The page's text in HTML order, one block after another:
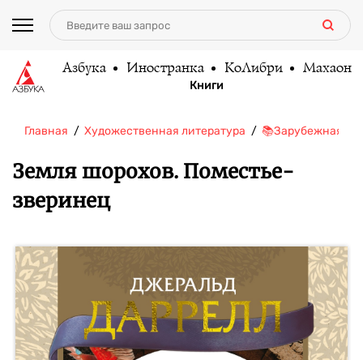
Азбука Иностранка КоЛибри Махаон
Книги
Главная Художественная литература 📚Зарубежная
Земля шорохов. Поместье-
зверинец